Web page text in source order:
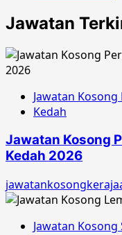
Jawatan
Jawatan Kosong
Kedah
Jawatan Kosong
Kedah 2026
Jawatan Kosong